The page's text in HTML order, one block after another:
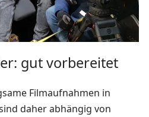
gut vorbereitet
Filmaufnahmen in
daher abhängig von